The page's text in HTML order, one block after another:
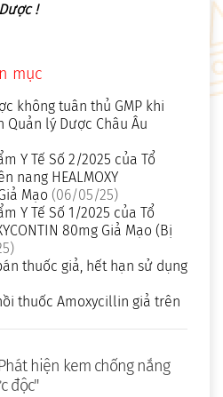
!
mục
không tuân thủ GMP khi
lý Dược Châu Âu
Y Tế Số 2/2025 của Tổ
nang HEALMOXY
Mạo (06/05/25)
Y Tế Số 1/2025 của Tổ
80mg Giả Mạo (Bị
thuốc giả, hết hạn sử dụng
thuốc Amoxycillin giả trên
hiện kem chống nắng
độc"